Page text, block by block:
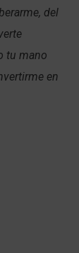
del
tu mano
en